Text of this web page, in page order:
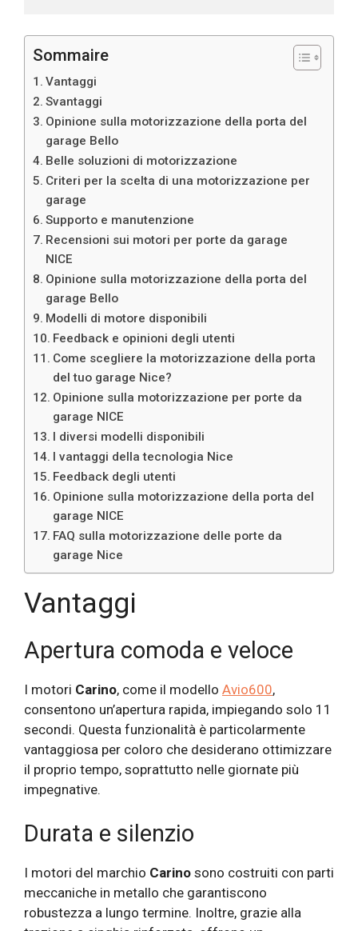
Sommaire
Vantaggi
Svantaggi
Opinione sulla motorizzazione della porta del
garage Bello
Belle soluzioni di motorizzazione
Criteri per la scelta di una motorizzazione per
garage
Supporto e manutenzione
Recensioni sui motori per porte da garage
NICE
Opinione sulla motorizzazione della porta del
garage Bello
Modelli di motore disponibili
Feedback e opinioni degli utenti
Come scegliere la motorizzazione della porta
del tuo garage Nice?
Opinione sulla motorizzazione per porte da
garage NICE
I diversi modelli disponibili
I vantaggi della tecnologia Nice
Feedback degli utenti
Opinione sulla motorizzazione della porta del
garage NICE
FAQ sulla motorizzazione delle porte da
garage Nice
Vantaggi
Apertura comoda e veloce
I motori Carino, come il modello Avio600,
consentono un’apertura rapida, impiegando solo 11
secondi. Questa funzionalità è particolarmente
vantaggiosa per coloro che desiderano ottimizzare
il proprio tempo, soprattutto nelle giornate più
impegnative.
Durata e silenzio
I motori del marchio Carino sono costruiti con parti
meccaniche in metallo che garantiscono
robustezza a lungo termine. Inoltre, grazie alla